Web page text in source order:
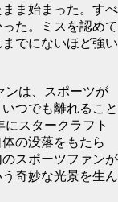
ま始まった。すべ
た。ミスを認めて
でにないほど強い
ンは、スポーツが
つでも離れること
スタークラフト
の没落をもたら
スポーツファンが
奇妙な光景を生ん